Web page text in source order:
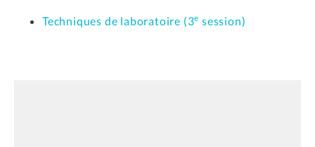
Techniques de laboratoire (3e session)